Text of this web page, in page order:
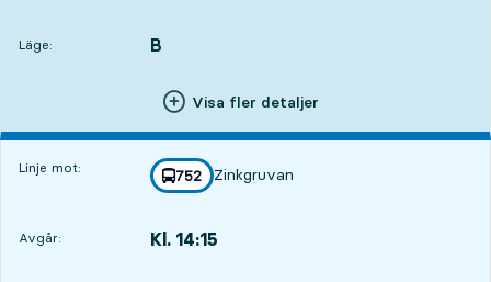
Läge:
LÄGE, B
,
Visa fler detaljer
Linje mot: linje
752
mot
Zinkgruvan
,
Avgår: Kl. 14:15